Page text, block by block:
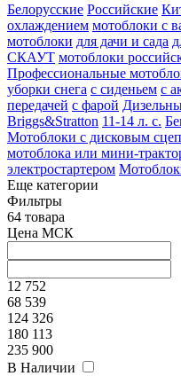
Белорусские Российские
охлаждением мотоблоки с
мотоблоки для дачи и сада
СКАУТ мотоблоки
Профессиональные
уборки снега с сиденьем с
передачей с фарой
Briggs&Stratton 11-14 л. с.
Мотоблоки с дисковым
мотоблока или мини-
электростартером
Еще категории
Фильтры
64 товара
Цена МСК
12 752
68 539
124 326
180 113
235 900
В Наличии